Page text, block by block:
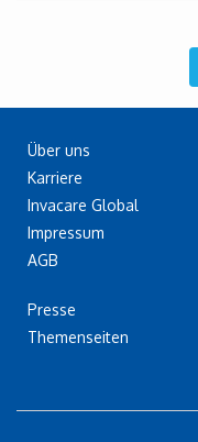
Über uns
Karriere
Invacare Global
Impressum
AGB
Presse
Themenseiten